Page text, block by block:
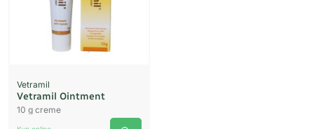
Vetramil
Vetramil Ointment
10 g creme